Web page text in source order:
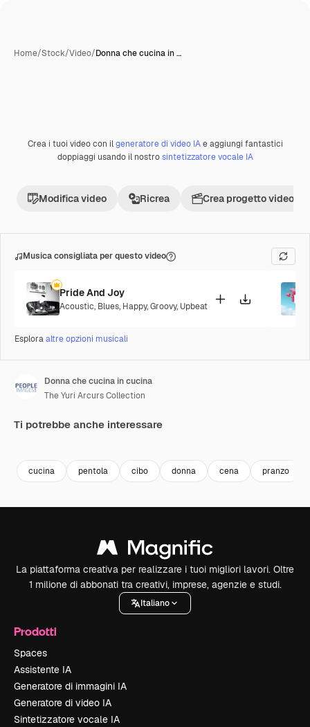
Home/Stock/Video/Donna che cucina in …
Premium
Crea i tuoi video con ilgeneratore di video IAe aggiungi fantastici
doppiaggi usando il nostrosintetizzatore vocale IA
Modifica video Ricrea Crea progetto video
Musica consigliata per questo video
Pride And Joy
Acoustic, Blues, Happy,Groovy, Upbeat
Esploraaltre opzioni musicali
Donna che cucina in cucina
The Yuri Arcurs Collection
Ti potrebbe anche interessare
cucina pentola cibo donna cena pranzo
La piattaforma creativa per realizzare i tuoi migliori lavori. Oltre
1 milione di abbonati tra creativi, imprese, agenzie e studi.
Italiano
Prodotti
Spaces
Assistente IA
Generatore di immagini IA
Generatore di video IA
Sintetizzatore vocale IA